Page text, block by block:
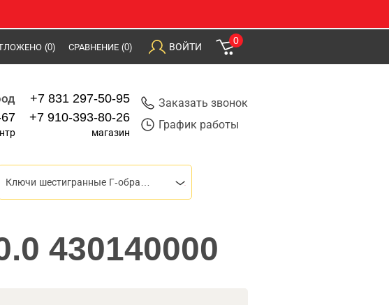
(0) СРАВНЕНИЕ (0) ВОЙТИ
0
+7 831 297-50-95
+7 910-393-80-26
магазин
Заказать звонок
График работы
430140000